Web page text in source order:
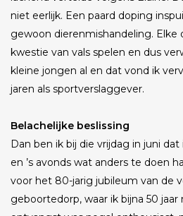
niet eerlijk. Een paard doping
gewoon dierenmishandeling. Elke
kwestie van vals spelen en dus
kleine jongen al en dat vond ik
jaren als sportverslaggever.
Belachelijke beslissing
Dan ben ik bij die vrijdag in juni
en ’s avonds wat anders te doen
voor het 80-jarig jubileum van de
geboortedorp, waar ik bijna 50